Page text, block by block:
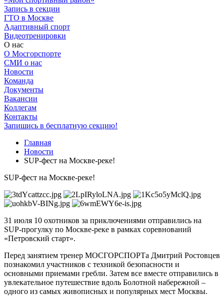
Запись в секции
ГТО в Москве
Адаптивный спорт
Видеотренировки
О нас
О Мосгорспорте
СМИ о нас
Новости
Команда
Документы
Вакансии
Коллегам
Контакты
Запишись в бесплатную секцию!
Главная
Новости
SUP-фест на Москве-реке!
SUP-фест на Москве-реке!
31 июля 10 охотников за приключениями отправились на
SUP-прогулку по Москве-реке в рамках соревнований
«Петровский старт».
Перед занятием тренер МОСГОРСПОРТа Дмитрий Ростовцев
познакомил участников с техникой безопасности и
основными приемами гребли. Затем все вместе отправились в
увлекательное путешествие вдоль Болотной набережной –
одного из самых живописных и популярных мест Москвы.